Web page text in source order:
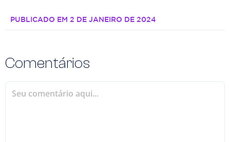
PUBLICADO EM 2 DE JANEIRO DE 2024
Comentários